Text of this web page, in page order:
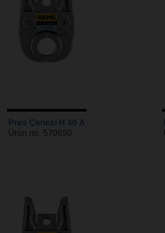
Pres Çenesi H 40 A
Ürün no. 570690